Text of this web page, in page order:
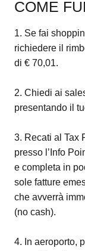
COME
1. Se fai
richiedere il
di € 70,01.
2. Chiedi ai
presentando il
3. Recati al Tax
presso l’Info
e completa in
sole fatture
che avverrà
(no cash).
4. In aeroporto,